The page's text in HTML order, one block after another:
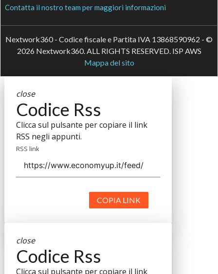
Contatta il nostro team per maggiori informazioni
Nextwork360 - Codice fiscale e Partita IVA 13868590962 - ©
2026 Nextwork360. ALL RIGHTS RESERVED. ISP AWS
Mappa del sito
close
Codice Rss
Clicca sul pulsante per copiare il link
RSS negli appunti.
RSS link
COPIA LINK
close
Codice Rss
Clicca sul pulsante per copiare il link